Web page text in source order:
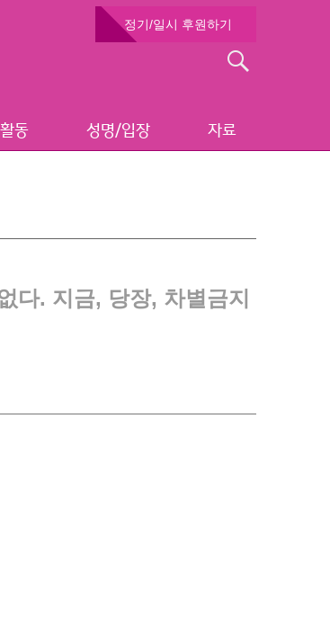
정기/일시 후원하기
활동 성명/입장 자료
다. 지금, 당장, 차별금지